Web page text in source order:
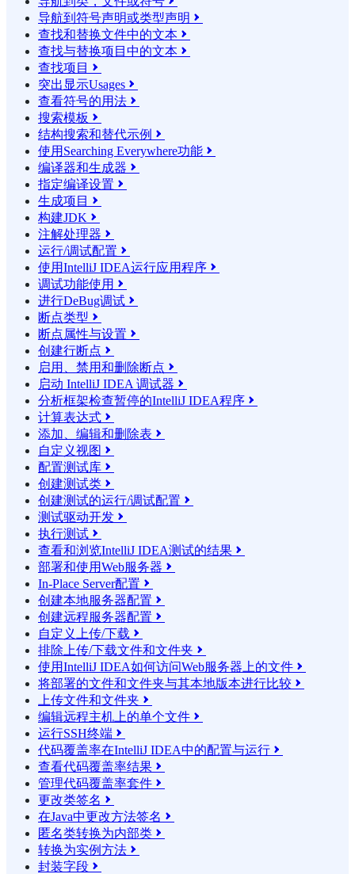
导航到符号声明或类型声明 
查找和替换文件中的文本 
查找与替换项目中的文本 
查找项目 
突出显示Usages 
查看符号的用法 
搜索模板 
结构搜索和替代示例 
使用Searching Everywhere功能 
编译器和生成器 
指定编译设置 
生成项目 
构建JDK 
注解处理器 
运行/调试配置 
使用IntelliJ IDEA运行应用程序 
调试功能使用 
进行DeBug调试 
断点类型 
断点属性与设置 
创建行断点 
启用、禁用和删除断点 
启动 IntelliJ IDEA 调试器 
分析框架检查暂停的IntelliJ IDEA程序 
计算表达式 
添加、编辑和删除表 
自定义视图 
配置测试库 
创建测试类 
创建测试的运行/调试配置 
测试驱动开发 
执行测试 
查看和浏览IntelliJ IDEA测试的结果 
部署和使用Web服务器 
In-Place Server配置 
创建本地服务器配置 
创建远程服务器配置 
自定义上传/下载 
排除上传/下载文件和文件夹 
使用IntelliJ IDEA如何访问Web服务器上的文件 
将部署的文件和文件夹与其本地版本进行比较 
上传文件和文件夹 
编辑远程主机上的单个文件 
运行SSH终端 
代码覆盖率在IntelliJ IDEA中的配置与运行 
查看代码覆盖率结果 
管理代码覆盖率套件 
更改类签名 
在Java中更改方法签名 
匿名类转换为内部类 
转换为实例方法 
封装字段 